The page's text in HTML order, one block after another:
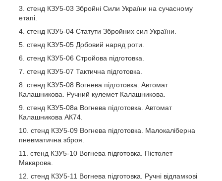
стенд КЗУ5-03 Збройні Сили України на сучасному
етапі.
стенд КЗУ5-04 Статути Збройних сил України.
стенд КЗУ5-05 Добовий наряд роти.
стенд КЗУ5-06 Стройова підготовка.
стенд КЗУ5-07 Тактична підготовка.
стенд КЗУ5-08 Вогнева підготовка. Автомат
Калашникова. Ручний кулемет Калашникова.
стенд КЗУ5-08а Вогнева підготовка. Автомат
Калашникова АК74.
стенд КЗУ5-09 Вогнева підготовка. Малокаліберна
пневматична зброя.
стенд КЗУ5-10 Вогнева підготовка. Пістолет
Макарова.
стенд КЗУ5-11 Вогнева підготовка. Ручні відламкові